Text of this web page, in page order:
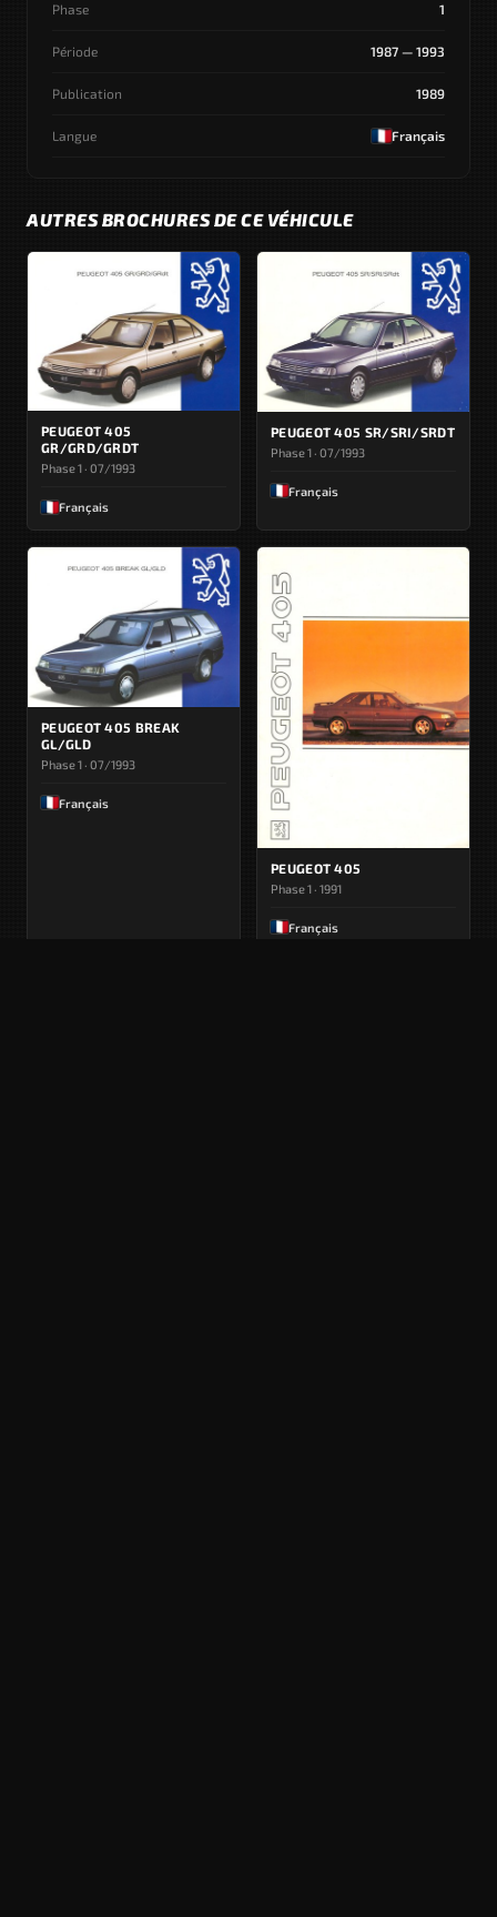
Phase 1
Période 1987 — 1993
Publication 1989
Langue Français
AUTRES BROCHURES DE CE VÉHICULE
PEUGEOT 405
GR/GRD/GRDT
Phase 1 · 07/1993
Français
PEUGEOT 405 SR/SRI/SRDT
Phase 1 · 07/1993
Français
PEUGEOT 405 BREAK
GL/GLD
Phase 1 · 07/1993
Français
PEUGEOT 405
Phase 1 · 1991
Français